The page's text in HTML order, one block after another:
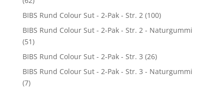
BIBS Rund Colour Sut - 2-Pak - Str. 2 (100)
BIBS Rund Colour Sut - 2-Pak - Str. 2 - Naturgummi
(51)
BIBS Rund Colour Sut - 2-Pak - Str. 3 (26)
BIBS Rund Colour Sut - 2-Pak - Str. 3 - Naturgummi
(7)